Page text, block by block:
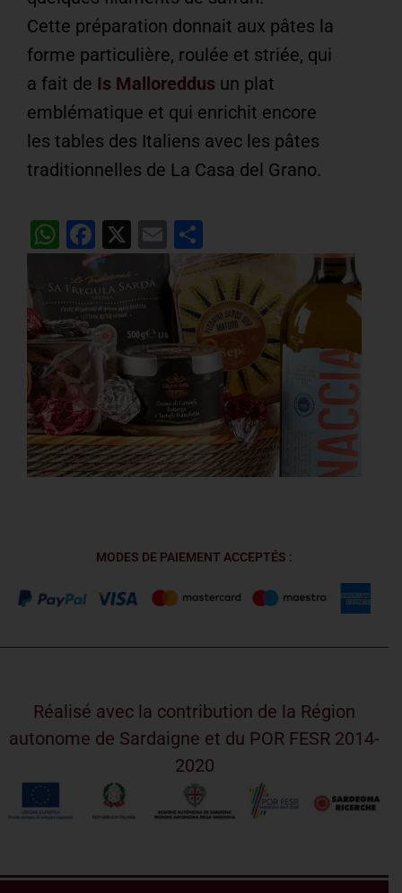
Cette préparation donnait aux pâtes la
forme particulière, roulée et striée, qui
a fait de Is Malloreddus un plat
emblématique et qui enrichit encore
les tables des Italiens avec les pâtes
traditionnelles de La Casa del Grano.
WhatsApp
Facebook
X Email
MODES DE PAIEMENT ACCEPTÉS :
Réalisé avec la contribution de la Région
autonome de Sardaigne et du POR FESR 2014-
2020